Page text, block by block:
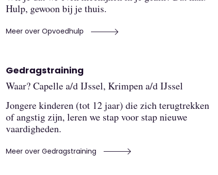
Hulp, gewoon bij je thuis.
Meer over Opvoedhulp
Gedragstraining
Waar? Capelle a/d IJssel, Krimpen a/d IJssel
Jongere kinderen (tot 12 jaar) die zich terugtrekken
of angstig zijn, leren we stap voor stap nieuwe
vaardigheden.
Meer over Gedragstraining